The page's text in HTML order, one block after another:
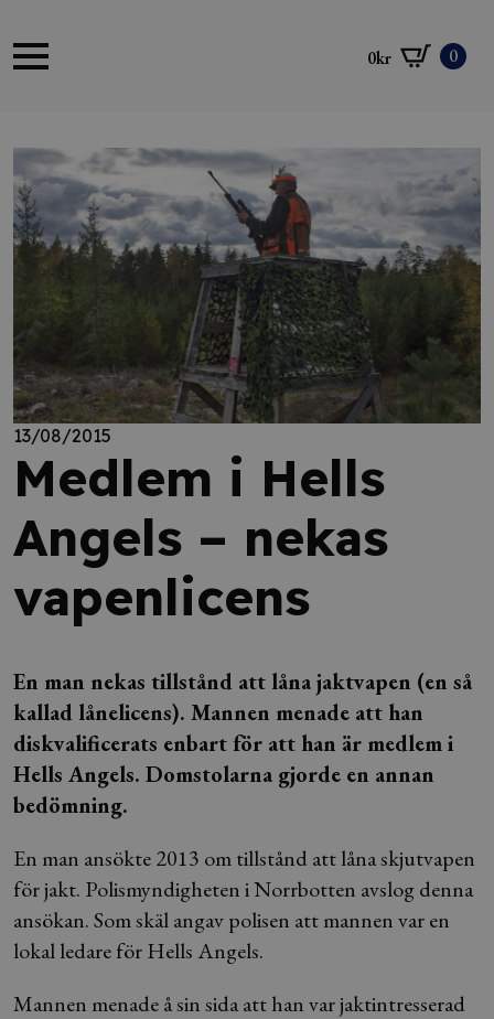
0kr 0
13/08/2015
Medlem i Hells
Angels – nekas
vapenlicens
En man nekas tillstånd att låna jaktvapen (en så
kallad lånelicens). Mannen menade att han
diskvalificerats enbart för att han är medlem i
Hells Angels. Domstolarna gjorde en annan
bedömning.
En man ansökte 2013 om tillstånd att låna skjutvapen
för jakt. Polismyndigheten i Norrbotten avslog denna
ansökan. Som skäl angav polisen att mannen var en
lokal ledare för Hells Angels.
Mannen menade å sin sida att han var jaktintresserad